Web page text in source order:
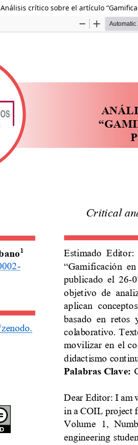
Análisis crítico sobre el artículo